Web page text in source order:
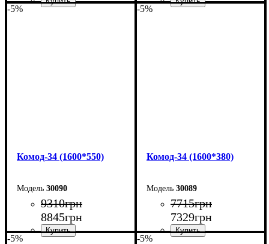
-5%
Комод-34 (1600*550)
30090
9310грн
8845грн
-5%
Комод-34 (1600*380)
30089
7715грн
7329грн
-5% -5%